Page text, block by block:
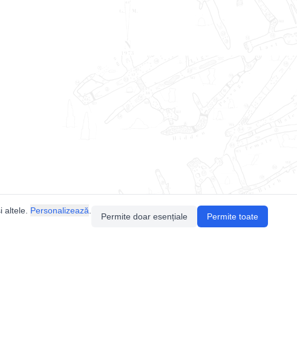
altele. Personalizează
Permite doar esențiale Permite toate